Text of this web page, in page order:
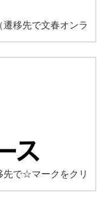
遷移先で文春オンラ
先で☆マークをクリ